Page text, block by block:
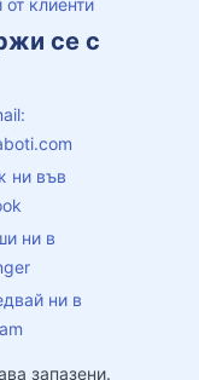
се с
ни във
ни в
ни в
запазени.